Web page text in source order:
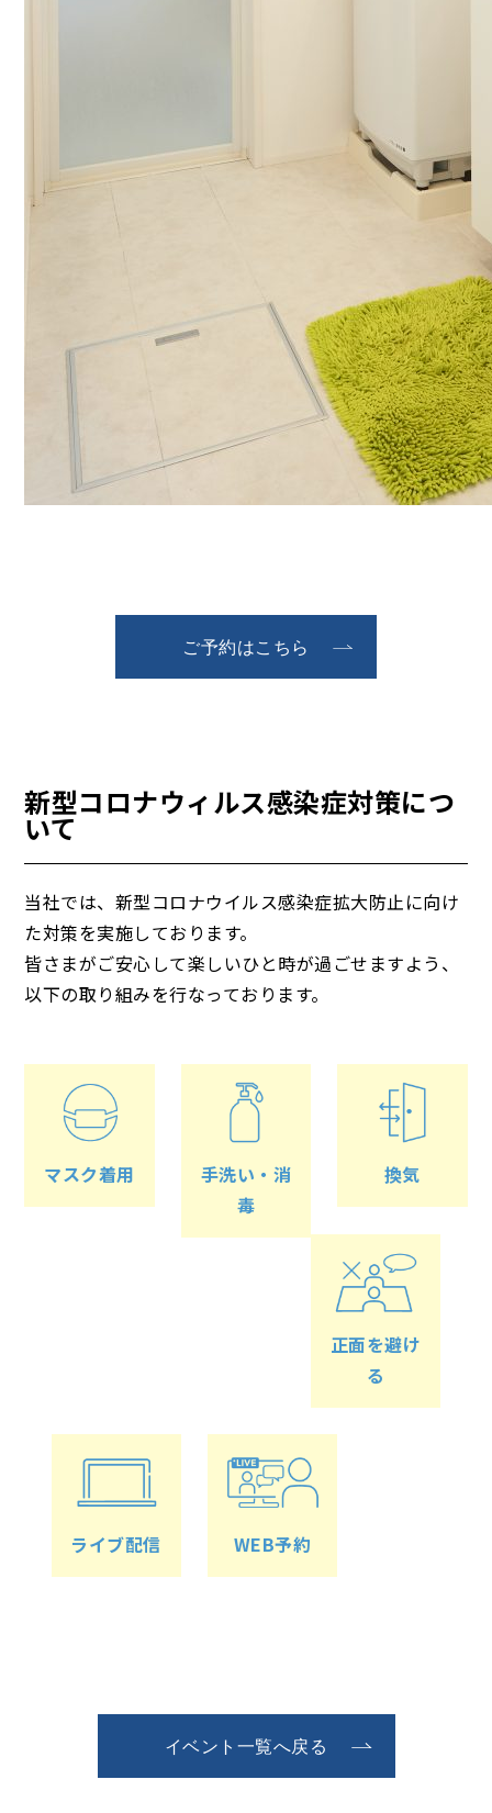
ご予約はこちら
新型コロナウィルス感染症対策につ
いて
当社では、新型コロナウイルス感染症拡大防止に向け
た対策を実施しております。
皆さまがご安心して楽しいひと時が過ごせますよう、
以下の取り組みを行なっております。
マスク着用
手洗い・消
毒
換気
正面を避け
る
ライブ配信 WEB予約
イベント一覧へ戻る